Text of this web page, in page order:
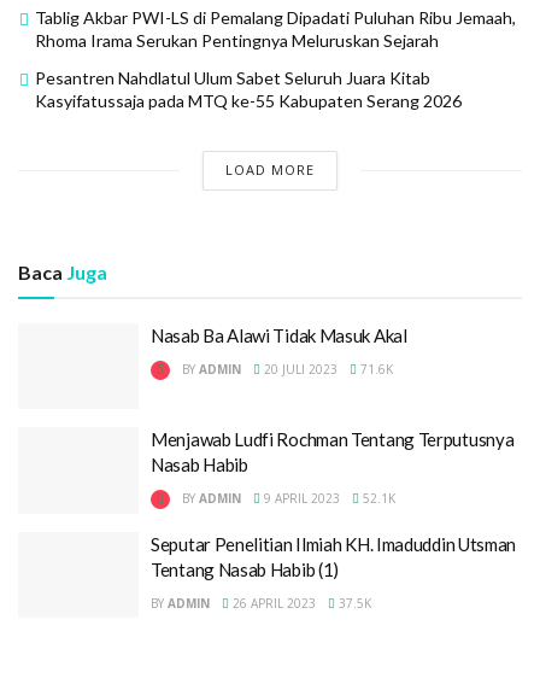
Tablig Akbar PWI-LS di Pemalang Dipadati Puluhan Ribu Jemaah,
Rhoma Irama Serukan Pentingnya Meluruskan Sejarah
Pesantren Nahdlatul Ulum Sabet Seluruh Juara Kitab
Kasyifatussaja pada MTQ ke-55 Kabupaten Serang 2026
LOAD MORE
Baca Juga
Nasab Ba Alawi Tidak Masuk Akal
BY ADMIN 20 JULI 2023 71.6K
Menjawab Ludfi Rochman Tentang Terputusnya
Nasab Habib
BY ADMIN 9 APRIL 2023 52.1K
Seputar Penelitian Ilmiah KH. Imaduddin Utsman
Tentang Nasab Habib (1)
BY ADMIN 26 APRIL 2023 37.5K